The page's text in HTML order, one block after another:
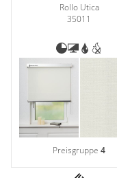
Rollo Utica
35011
Preisgruppe4